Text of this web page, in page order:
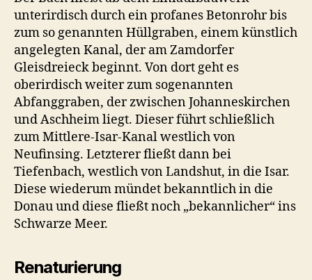
unterirdisch durch ein profanes Betonrohr bis
zum so genannten Hüllgraben, einem künstlich
angelegten Kanal, der am Zamdorfer
Gleisdreieck beginnt. Von dort geht es
oberirdisch weiter zum sogenannten
Abfanggraben, der zwischen Johanneskirchen
und Aschheim liegt. Dieser führt schließlich
zum Mittlere-Isar-Kanal westlich von
Neufinsing. Letzterer fließt dann bei
Tiefenbach, westlich von Landshut, in die Isar.
Diese wiederum mündet bekanntlich in die
Donau und diese fließt noch „bekannlicher“ ins
Schwarze Meer.
Renaturierung